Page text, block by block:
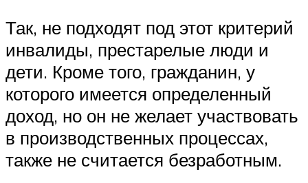
Так, не подходят под этот критерий
инвалиды, престарелые люди и
дети. Кроме того, гражданин, у
которого имеется определенный
доход, но он не желает участвовать
в производственных процессах,
также не считается безработным.